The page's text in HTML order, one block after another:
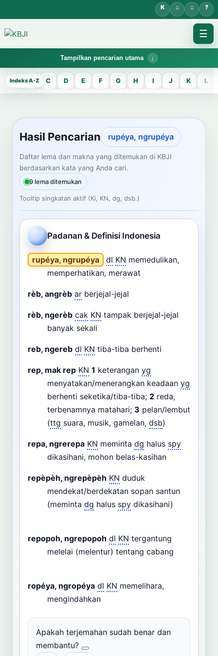
☰
Tampilkan pencarian utama
KBJI WORKSPACE
Hasil Pencarian
Temukan lema Jawa dan maknanya dalam bahasa Indonesia saat
mengelola data Kamus Bahasa Jawa-Indonesia.
CARI LEMA JAWA
Masukkan kata Jawa
Dashboard Pencarian
A B C D E F G H I J K L
Hasil Pencarian rupéya, ngrupéya
Daftar lema dan makna yang ditemukan di KBJI
berdasarkan kata yang Anda cari.
9 lema ditemukan
Tooltip singkatan aktif (Ki, KN, dg, dsb.)
Padanan & Definisi Indonesia
rupéya, ngrupéya dl KN memedulikan,
memperhatikan, merawat
rèb, angrèb ar berjejal-jejal
rèb, ngerèb cak KN tampak berjejal-jejal
banyak sekali
reb, ngereb dl KN tiba-tiba berhenti
rep, mak rep KN 1 keterangan yg
menyatakan/menerangkan keadaan yg
berhenti seketika/tiba-tiba; 2 reda,
terbenamnya matahari; 3 pelan/lembut
(ttg suara, musik, gamelan, dsb)
repa, ngrerepa KN meminta dg halus spy
dikasihani, mohon belas-kasihan
repèpèh, ngrepèpèh KN duduk
mendekat/berdekatan sopan santun
(meminta dg halus spy dikasihani)
repopoh, ngrepopoh dl KN tergantung
melelai (melentur) tentang cabang
ropéya, ngropéya dl KN memelihara,
mengindahkan
Apakah terjemahan sudah benar dan
membantu?